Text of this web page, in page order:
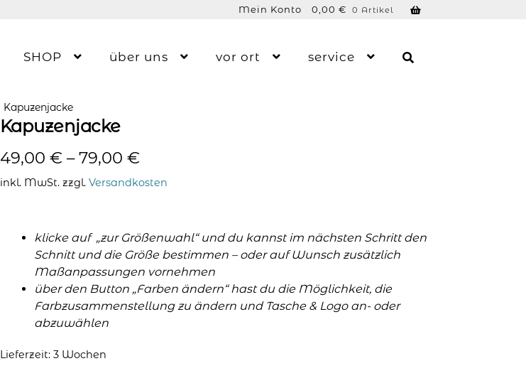
0,00 € 0 Artikel
Mein Konto
SHOP über uns vor ort service
Kapuzenjacke
Kapuzenjacke
49,00 € –79,00 €
inkl. MwSt. zzgl. Versandkosten
klicke auf „zur Größenwahl“ und du kannst im nächsten Schritt den
Schnitt und die Größe bestimmen – oder auf Wunsch zusätzlich
Maßanpassungen vornehmen
über den Button „Farben ändern“ hast du die Möglichkeit, die
Farbzusammenstellung zu ändern und Tasche & Logo an- oder
abzuwählen
Lieferzeit: 3 Wochen